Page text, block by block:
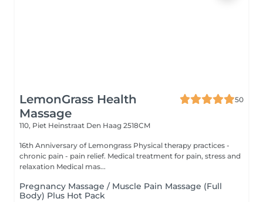
LemonGrass Health
Massage
50
110, Piet Heinstraat Den Haag 2518CM
16th Anniversary of Lemongrass Physical therapy practices -
chronic pain - pain relief. Medical treatment for pain, stress and
relaxation Medical mas...
Pregnancy Massage / Muscle Pain Massage (Full
Body) Plus Hot Pack